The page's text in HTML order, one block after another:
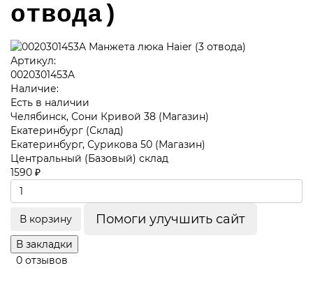
отвода)
Артикул:
0020301453A
Наличие:
Есть в наличии
Челябинск, Сони Кривой 38 (Магазин)
Екатеринбург (Склад)
Екатеринбург, Сурикова 50 (Магазин)
Центральный (Базовый) склад
1590 ₽
В корзину Помоги улучшить сайт
В закладки
0 отзывов